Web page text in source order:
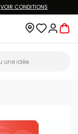
VOIR CONDITIONS